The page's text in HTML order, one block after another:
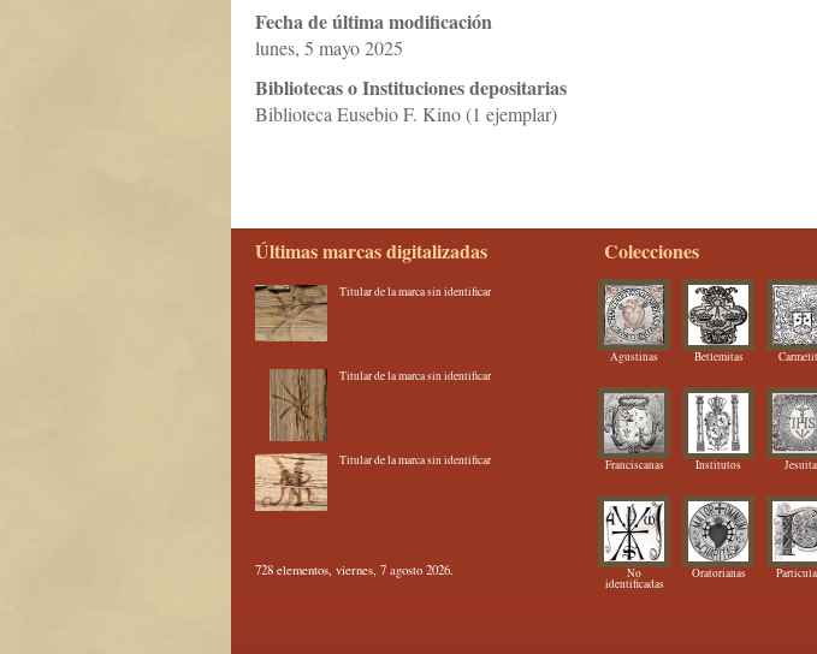
Fecha de última modificación
lunes, 5 mayo 2025
Bibliotecas o Instituciones depositarias
Biblioteca Eusebio F. Kino (1 ejemplar)
Últimas marcas digitalizadas
Titular de la marca sin identificar
Titular de la marca sin identificar
Titular de la marca sin identificar
728 elementos, viernes, 7 agosto 2026.
Colecciones
Agustinas Betlemitas
Franciscanas Institutos
No
identificadas
Oratorianas